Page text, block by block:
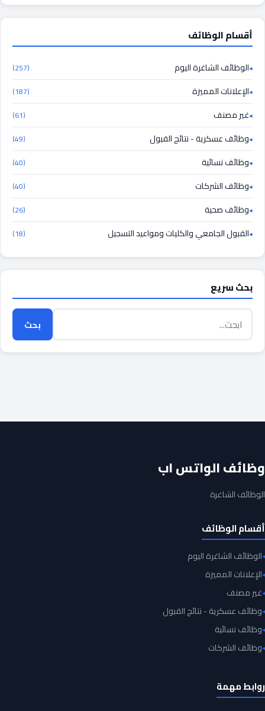
أقسام الوظائف
الوظائف الشاغرة اليوم (257)
الإعلانات المميزة (187)
غير مصنف (61)
وظائف عسكرية - نتائج القبول (49)
وظائف نسائية (40)
وظائف الشركات (40)
وظائف صحية (26)
القبول الجامعي والكليات ومواعيد التسجيل (18)
بحث سريع
بحث
وظائف الواتس اب
الوظائف الشاغرة
أقسام الوظائف
الوظائف الشاغرة اليوم
الإعلانات المميزة
غير مصنف
وظائف عسكرية - نتائج القبول
وظائف نسائية
وظائف الشركات
روابط مهمة